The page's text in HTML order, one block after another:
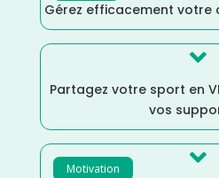
Gérez efficacement votre

Partagez votre sport en
vos
Motivation 